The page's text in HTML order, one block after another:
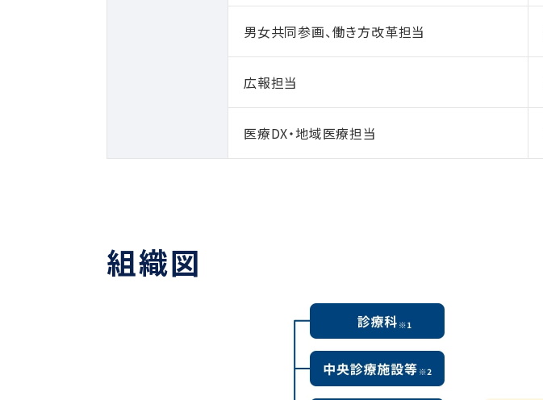
男女共同参画、働き方改革担当
広報担当
医療DX・地域医療担当
組織図